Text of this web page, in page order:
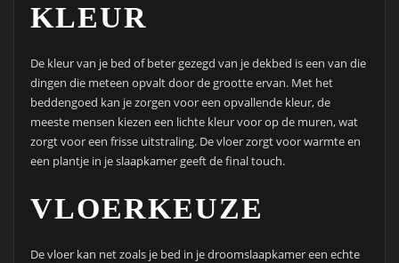
KLEUR
De kleur van je bed of beter gezegd van je dekbed is een van die
dingen die meteen opvalt door de grootte ervan. Met het
beddengoed kan je zorgen voor een opvallende kleur, de
meeste mensen kiezen een lichte kleur voor op de muren, wat
zorgt voor een frisse uitstraling. De vloer zorgt voor warmte en
een plantje in je slaapkamer geeft de final touch.
VLOERKEUZE
De vloer kan net zoals je bed in je droomslaapkamer een echte